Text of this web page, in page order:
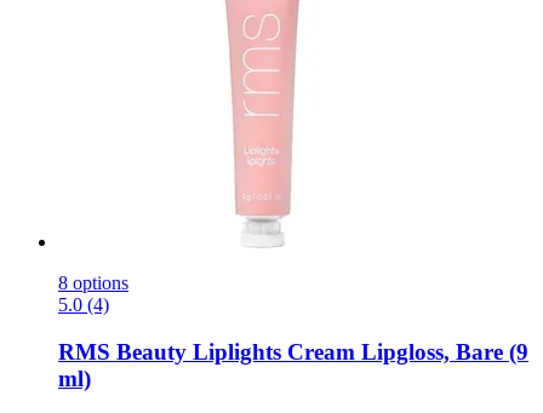
8 options
5.0 (4)
RMS Beauty Liplights Cream Lipgloss, Bare (9
ml)